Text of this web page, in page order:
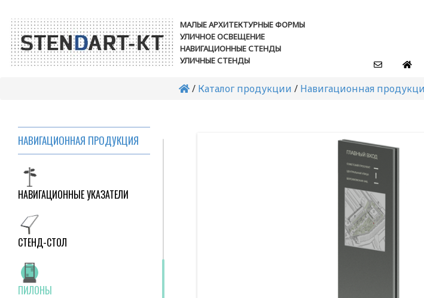
МАЛЫЕ АРХИТЕКТУРНЫЕ ФОРМЫ
УЛИЧНОЕ ОСВЕЩЕНИЕ
НАВИГАЦИОННЫЕ СТЕНДЫ
УЛИЧНЫЕ СТЕНДЫ
/ Каталог продукции / Навигационная
ФОНАРНЫЕ СТОЛБЫ
НАВИГАЦИОННАЯ ПРОДУКЦИЯ
НАВИГАЦИОННЫЕ УКАЗАТЕЛИ
CТЕНД-СТОЛ
ПИЛОНЫ